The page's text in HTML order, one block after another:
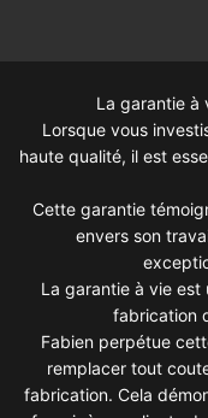
La garantie à
Lorsque vous
haute qualité, il est
Cette garantie
envers son
La garantie à vie est
fabrication
Fabien perpétue
remplacer tout
fabrication. Cela